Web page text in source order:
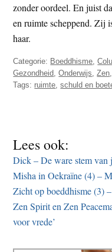
zonder oordeel. En juist
en ruimte scheppend. Zij
haar.
Categorie: Boeddhisme ,
Gezondheid ,Onderwijs ,Zen
Tags: ruimte ,schuld en
Lees ook:
Dick – De ware stem van
Misha in Oekraïne (4) –
Zicht op boeddhisme (3)
Zen Spirit en Zen
voor vrede’